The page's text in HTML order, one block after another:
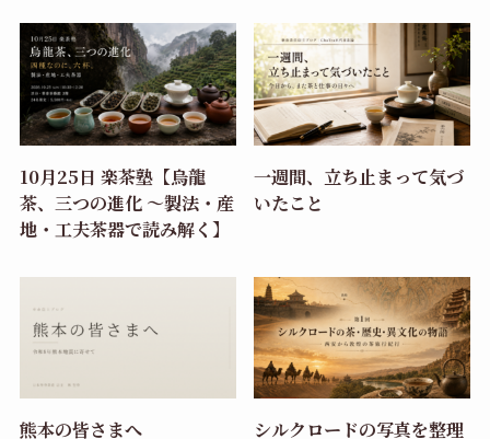
10月25日 楽茶塾【烏龍
茶、三つの進化 〜製法・産
地・工夫茶器で読み解く】
一週間、立ち止まって気づ
いたこと
熊本の皆さまへ
シルクロードの写真を整理